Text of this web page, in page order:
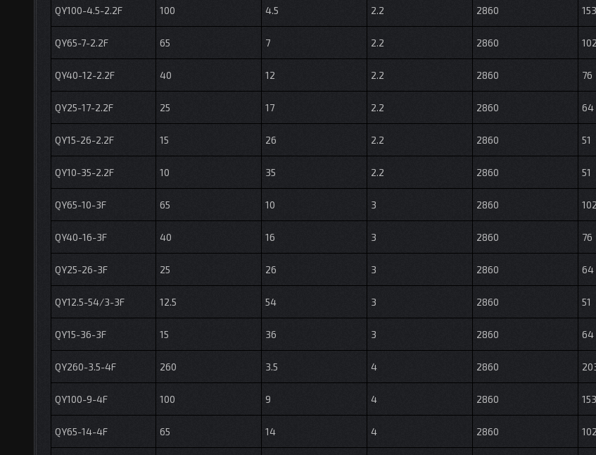
QY100-4.5-2.2F 100 4.5 2.2 2860 153
QY65-7-2.2F 65 7 2.2 2860 102
QY40-12-2.2F 40 12 2.2 2860 76
QY25-17-2.2F 25 17 2.2 2860 64
QY15-26-2.2F 15 26 2.2 2860 51
QY10-35-2.2F 10 35 2.2 2860 51
QY65-10-3F 65 10 3 2860 102
QY40-16-3F 40 16 3 2860 76
QY25-26-3F 25 26 3 2860 64
QY12.5-54/3-3F 12.5 54 3 2860 51
QY15-36-3F 15 36 3 2860 64
QY260-3.5-4F 260 3.5 4 2860
QY100-9-4F 100 9 4 2860 153
QY65-14-4F 65 14 4 2860 102